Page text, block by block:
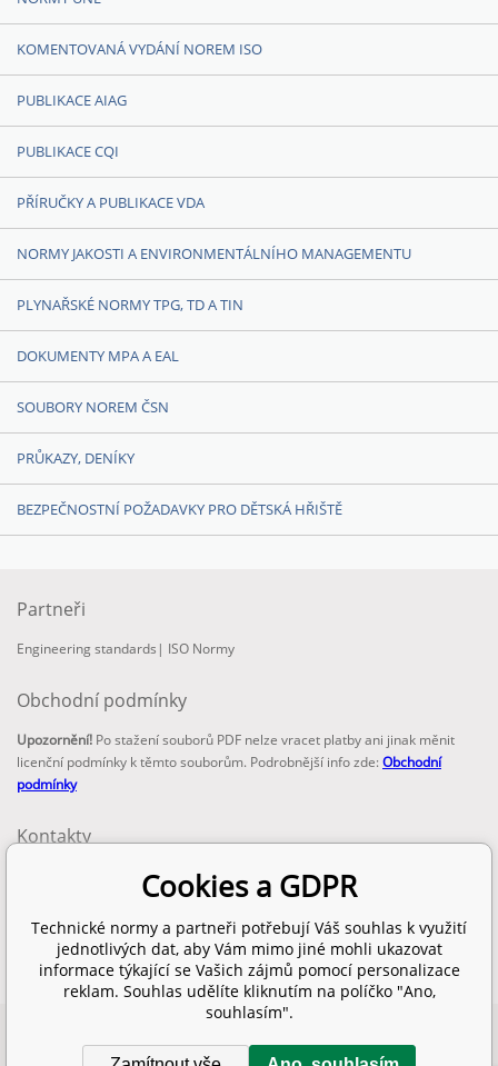
KOMENTOVANÁ VYDÁNÍ NOREM ISO
PUBLIKACE AIAG
PUBLIKACE CQI
PŘÍRUČKY A PUBLIKACE VDA
NORMY JAKOSTI A ENVIRONMENTÁLNÍHO MANAGEMENTU
PLYNAŘSKÉ NORMY TPG, TD A TIN
DOKUMENTY MPA A EAL
SOUBORY NOREM ČSN
PRŮKAZY, DENÍKY
BEZPEČNOSTNÍ POŽADAVKY PRO DĚTSKÁ HŘIŠTĚ
Partneři
Engineering standards | ISO Normy
Obchodní podmínky
Upozornění! Po stažení souborů PDF nelze vracet platby ani jinak měnit
licenční podmínky k těmto souborům. Podrobnější info zde:Obchodní
podmínky
Kontakty
info@technickenormy.cz
obchod@technickenormy.cz
Telefon:
+420 377 387 684
Cookies a GDPR
Technické normy a partneři potřebují Váš souhlas k využití
jednotlivých dat, aby Vám mimo jiné mohli ukazovat
informace týkající se Vašich zájmů pomocí personalizace
reklam. Souhlas udělíte kliknutím na políčko "Ano,
souhlasím".